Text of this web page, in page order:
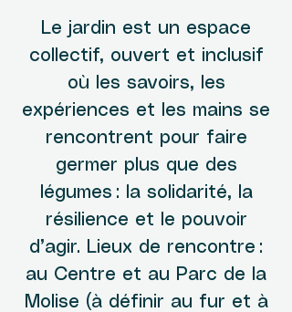
Le jardin est un espace
collectif, ouvert et inclusif
où les savoirs, les
expériences et les mains se
rencontrent pour faire
germer plus que des
légumes : la solidarité, la
résilience et le pouvoir
d’agir. Lieux de rencontre :
au Centre et au Parc de la
Molise (à définir au fur et à